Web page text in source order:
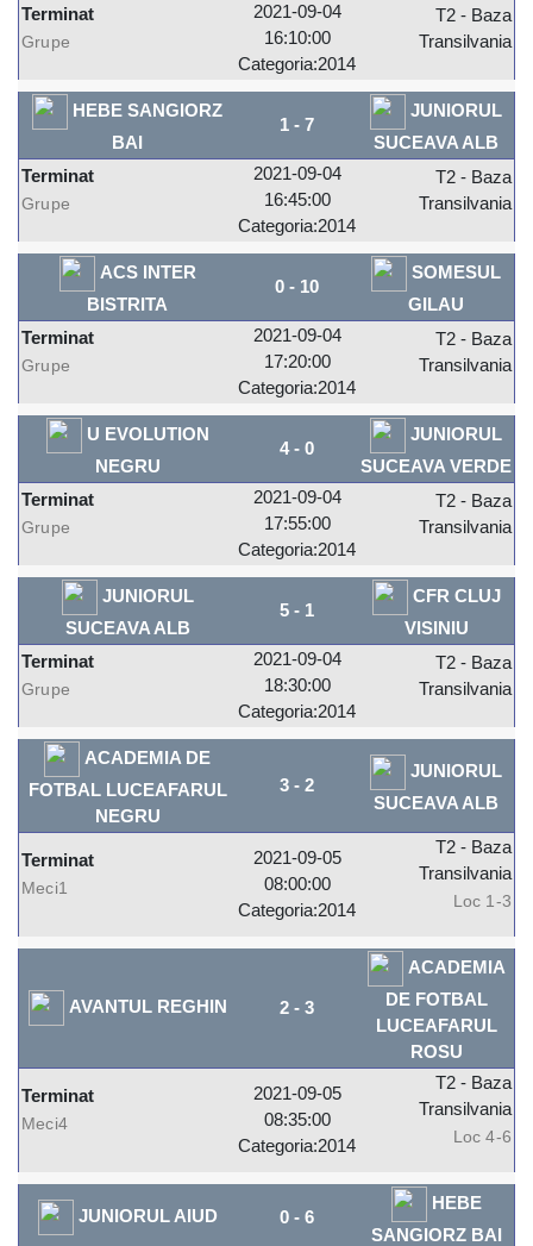
Terminat
Grupe
2021-09-04
16:10:00
Categoria:2014
T2 - Baza
Transilvania
HEBE SANGIORZ
BAI
1 - 7
JUNIORUL
SUCEAVA ALB
Terminat
Grupe
2021-09-04
16:45:00
Categoria:2014
T2 - Baza
Transilvania
ACS INTER
BISTRITA
0 - 10
SOMESUL
GILAU
Terminat
Grupe
2021-09-04
17:20:00
Categoria:2014
T2 - Baza
Transilvania
U EVOLUTION
NEGRU
4- 0
JUNIORUL
SUCEAVA VERDE
Terminat
Grupe
2021-09-04
17:55:00
Categoria:2014
T2 - Baza
Transilvania
JUNIORUL
SUCEAVA ALB
5 - 1
CFR CLUJ
VISINIU
Terminat
Grupe
2021-09-04
18:30:00
Categoria:2014
T2 - Baza
Transilvania
ACADEMIA DE
FOTBAL LUCEAFARUL
NEGRU
3 - 2
JUNIORUL
SUCEAVA ALB
Terminat
Meci1
2021-09-05
08:00:00
Categoria:2014
T2 - Baza
Transilvania
Loc 1-3
AVANTUL REGHIN 2 - 3
ACADEMIA
DE FOTBAL
LUCEAFARUL
ROSU
Terminat
Meci4
2021-09-05
08:35:00
Categoria:2014
T2 - Baza
Transilvania
Loc 4-6
JUNIORUL AIUD 0 - 6
HEBE
SANGIORZ BAI